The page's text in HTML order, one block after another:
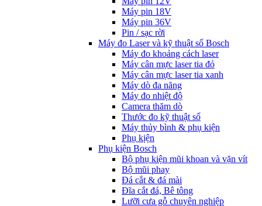
Máy pin 18V
Máy pin 36V
Pin / sạc rời
Máy đo Laser và kỹ thuật số Bosch
Máy đo khoảng cách laser
Máy cân mực laser tia đỏ
Máy cân mực laser tia xanh
Máy dò đa năng
Máy đo nhiệt độ
Camera thăm dò
Thước đo kỹ thuật số
Máy thủy bình & phụ kiện
Phụ kịện
Phụ kiện Bosch
Bộ phụ kiện mũi khoan và vặn vít
Bộ mũi phay
Đá cắt & đá mài
Đĩa cắt đá, Bê tông
Lưỡi cưa gỗ chuyên nghiệp